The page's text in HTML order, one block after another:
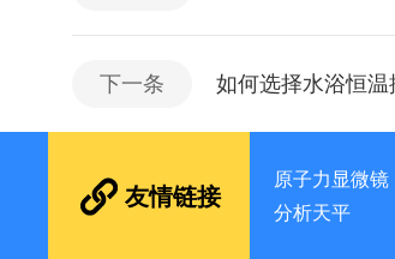
下一条 如何选择水浴恒温
友情链接
原子力显微镜
分析天平